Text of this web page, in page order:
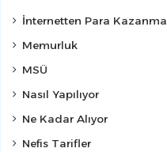
İnternetten Para Kazanma
Memurluk
MSÜ
Nasıl Yapılıyor
Ne Kadar Alıyor
Nefis Tarifler